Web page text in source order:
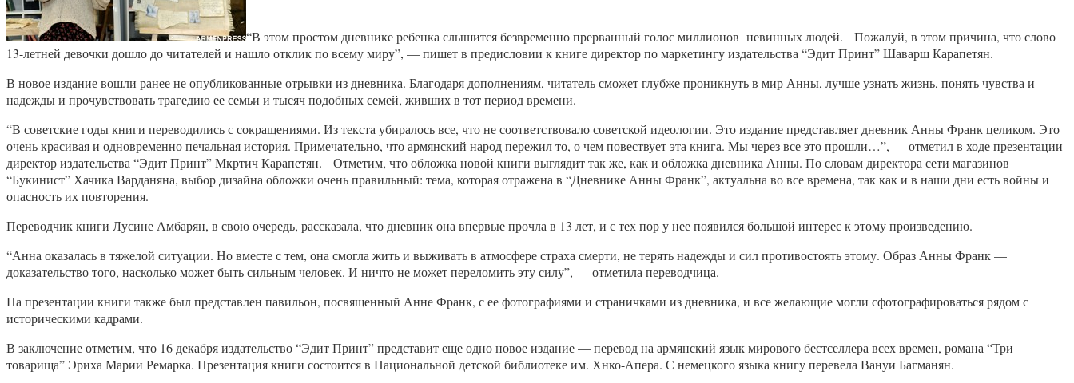
“В этом простом дневнике ребенка слышится безвременно прерванный голос миллионов невинных людей. Пожалуй, в этом причина, что слово
13-летней девочки дошло до читателей и нашло отклик по всему миру”, — пишет в предисловии к книге директор по маркетингу издательства “Эдит Принт” Шаварш Карапетян.
В новое издание вошли ранее не опубликованные отрывки из дневника. Благодаря дополнениям, читатель сможет глубже проникнуть в мир Анны, лучше узнать жизнь, понять чувства и
надежды и прочувствовать трагедию ее семьи и тысяч подобных семей, живших в тот период времени.
“В советские годы книги переводились с сокращениями. Из текста убиралось все, что не соответствовало советской идеологии. Это издание представляет дневник Анны Франк целиком. Это
очень красивая и одновременно печальная история. Примечательно, что армянский народ пережил то, о чем повествует эта книга. Мы через все это прошли…”, — отметил в ходе презентации
директор издательства “Эдит Принт” Мкртич Карапетян. Отметим, что обложка новой книги выглядит так же, как и обложка дневника Анны. По словам директора сети магазинов
“Букинист” Хачика Варданяна, выбор дизайна обложки очень правильный: тема, которая отражена в “Дневнике Анны Франк”, актуальна во все времена, так как и в наши дни есть войны и
опасность их повторения.
Переводчик книги Лусине Амбарян, в свою очередь, рассказала, что дневник она впервые прочла в 13 лет, и с тех пор у нее появился большой интерес к этому произведению.
“Анна оказалась в тяжелой ситуации. Но вместе с тем, она смогла жить и выживать в атмосфере страха смерти, не терять надежды и сил противостоять этому. Образ Анны Франк —
доказательство того, насколько может быть сильным человек. И ничто не может переломить эту силу”, — отметила переводчица.
На презентации книги также был представлен павильон, посвященный Анне Франк, с ее фотографиями и страничками из дневника, и все желающие могли сфотографироваться рядом с
историческими кадрами.
В заключение отметим, что 16 декабря издательство “Эдит Принт” представит еще одно новое издание — перевод на армянский язык мирового бестселлера всех времен, романа “Три
товарища” Эриха Марии Ремарка. Презентация книги состоится в Национальной детской библиотеке им. Хнко-Апера. С немецкого языка книгу перевела Вануи Багманян.